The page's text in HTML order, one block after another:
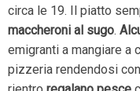
circa le 19. Il piatto
maccheroni al sugo.
emigranti a mangiare a
pizzeria rendendosi